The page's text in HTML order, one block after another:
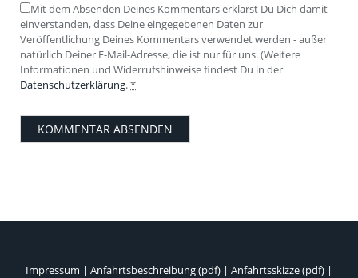
Mit dem Absenden Deines Kommentars erklärst Du Dich damit
einverstanden, dass Deine eingegebenen Daten zur
Veröffentlichung Deines Kommentars verwendet werden - außer
natürlich Deiner E-Mail-Adresse, die ist nur für uns. (Weitere
Informationen und Widerrufshinweise findest Du in der
Datenschutzerklärung.*
Impressum | Anfahrtsbeschreibung (pdf) | Anfahrtsskizze (pdf) |